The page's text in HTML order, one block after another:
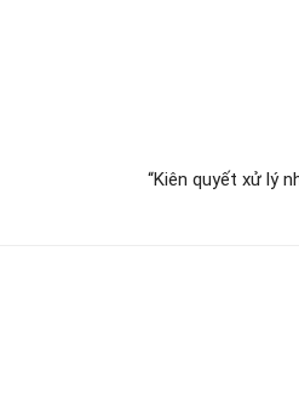
“Kiên quyết xử lý